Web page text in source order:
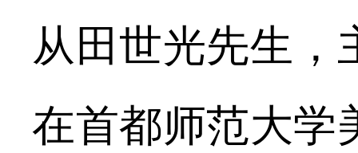
从田世光先生，
在首都师范大学